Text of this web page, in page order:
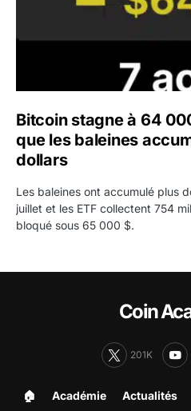
Bitcoin stagne à 64
que les baleines
dollars
Les baleines ont accumulé plus
juillet et les ETF collectent 754
bloqué sous 65 000 $.
Coin
201K
🏠︎ Académie Actualités